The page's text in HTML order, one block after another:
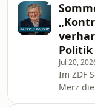
Das
sei
Politik
Jul 20,
Im ZDF
Merz